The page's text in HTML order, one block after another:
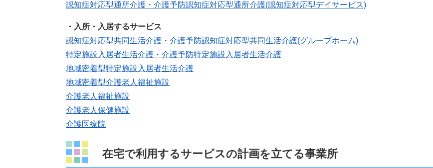
認知症対応型通所介護・介護予防認知症対応型通所介護(認知症対応型デイサービス)
・入所・入居するサービス
認知症対応型共同生活介護・介護予防認知症対応型共同生活介護(グループホーム)
特定施設入居者生活介護・介護予防特定施設入居者生活介護
地域密着型特定施設入居者生活介護
地域密着型介護老人福祉施設
介護老人福祉施設
介護老人保健施設
介護医療院
在宅で利用するサービスの計画を立てる事業所